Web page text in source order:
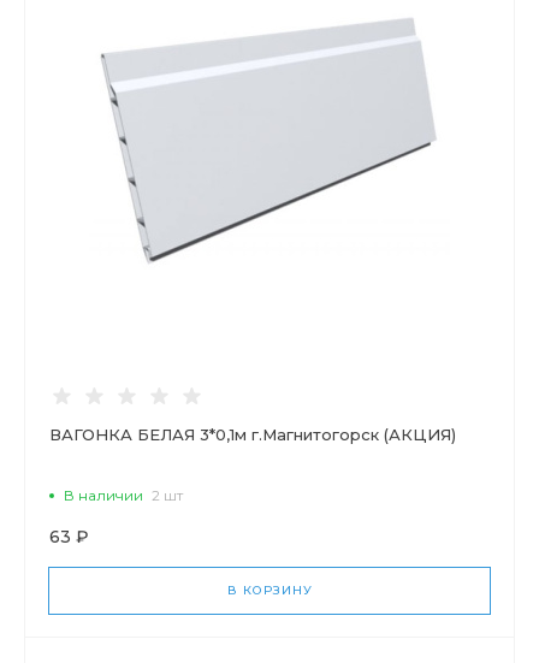
ВАГОНКА БЕЛАЯ 3*0,1м г.Магнитогорск (АКЦИЯ)
В наличии 2 шт
63 ₽
В КОРЗИНУ